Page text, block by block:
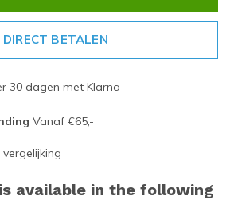
DIRECT BETALEN
30 dagen met Klarna
Vanaf €65,-
available in the following